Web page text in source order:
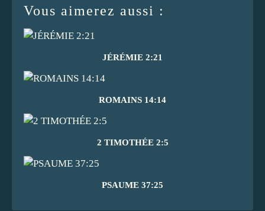
Vous aimerez aussi :
JÉRÉMIE 2:21
ROMAINS 14:14
2 TIMOTHÉE 2:5
PSAUME 37:25